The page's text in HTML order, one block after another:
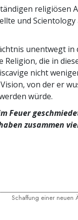
religiösen
und Scientology
unentwegt in
Religion, die in
nicht
von der er
würde.
Feuer
zusammen
Schaffung einer neuen